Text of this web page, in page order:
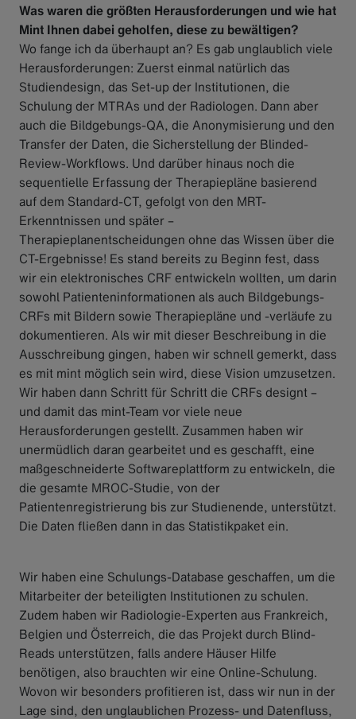
Was waren die größten Herausforderungen und wie hat
Mint Ihnen dabei geholfen, diese zu bewältigen?
Wo fange ich da überhaupt an? Es gab unglaublich viele
Herausforderungen: Zuerst einmal natürlich das
Studiendesign, das Set-up der Institutionen, die
Schulung der MTRAs und der Radiologen. Dann aber
auch die Bildgebungs-QA, die Anonymisierung und den
Transfer der Daten, die Sicherstellung der Blinded-
Review-Workflows. Und darüber hinaus noch die
sequentielle Erfassung der Therapiepläne basierend
auf dem Standard-CT, gefolgt von den MRT-
Erkenntnissen und später –
Therapieplanentscheidungen ohne das Wissen über die
CT-Ergebnisse! Es stand bereits zu Beginn fest, dass
wir ein elektronisches CRF entwickeln wollten, um darin
sowohl Patienteninformationen als auch Bildgebungs-
CRFs mit Bildern sowie Therapiepläne und -verläufe zu
dokumentieren. Als wir mit dieser Beschreibung in die
Ausschreibung gingen, haben wir schnell gemerkt, dass
es mit mint möglich sein wird, diese Vision umzusetzen.
Wir haben dann Schritt für Schritt die CRFs designt –
und damit das mint-Team vor viele neue
Herausforderungen gestellt. Zusammen haben wir
unermüdlich daran gearbeitet und es geschafft, eine
maßgeschneiderte Softwareplattform zu entwickeln, die
die gesamte MROC-Studie, von der
Patientenregistrierung bis zur Studienende, unterstützt.
Die Daten fließen dann in das Statistikpaket ein.
Wir haben eine Schulungs-Database geschaffen, um die
Mitarbeiter der beteiligten Institutionen zu schulen.
Zudem haben wir Radiologie-Experten aus Frankreich,
Belgien und Österreich, die das Projekt durch Blind-
Reads unterstützen, falls andere Häuser Hilfe
benötigen, also brauchten wir eine Online-Schulung.
Wovon wir besonders profitieren ist, dass wir nun in der
Lage sind, den unglaublichen Prozess- und Datenfluss,